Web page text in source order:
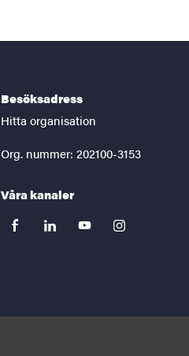
Besöksadress
Hitta organisation
Org. nummer: 202100-3153
Våra kanaler
facebooklinkedinyoutubeinstagram